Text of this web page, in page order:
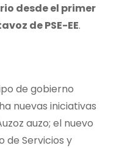
desde el primer
de PSE-EE.
de gobierno
nuevas iniciativas
auzo; el nuevo
Servicios y